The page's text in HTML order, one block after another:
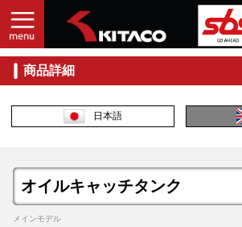
商品詳細
日本語
オイルキャッチタンク
メインモデル